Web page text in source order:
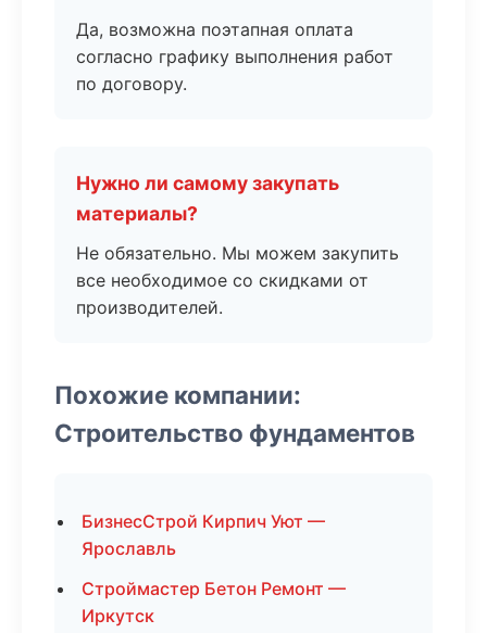
Да, возможна поэтапная оплата
согласно графику выполнения работ
по договору.
Нужно ли самому закупать
материалы?
Не обязательно. Мы можем закупить
все необходимое со скидками от
производителей.
Похожие компании:
Строительство фундаментов
БизнесСтрой Кирпич Уют —
Ярославль
Строймастер Бетон Ремонт —
Иркутск